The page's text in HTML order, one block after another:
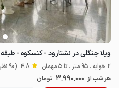
ویلا جنگلی در نشتارود - کنسکوه - طبقه ۲
2 خوابه . 95 متر . تا 5 مهمان 4.8 (90 نظر)
هر شب از 3٬990٬000 تومان